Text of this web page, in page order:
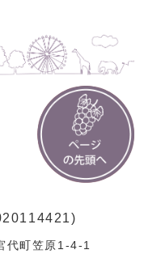
代町笠原1-4-1